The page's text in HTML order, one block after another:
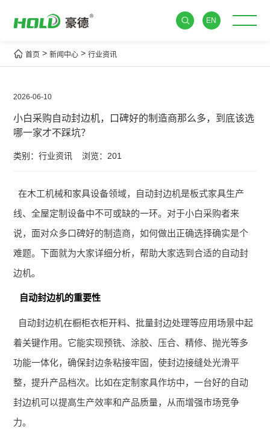
EN
首页 >新闻中心 >行业资讯
2026-06-10
小白采购自动封边机，口碑好的制造商那么多，到底该选
哪一家才不踩坑？
类别：行业资讯 浏览：201
在木工机械和家具设备领域，自动封边机是板式家具生产
线、全屋定制设备中不可或缺的一环。对于小白采购者来
说，面对众多口碑好的制造商，如何做出正确选择确实是个
难题。下面就为大家详细分析，帮助大家选到合适的自动封
边机。
自动封边机的重要性
自动封边机在橱柜衣柜开料、批量封边处理等应用场景中起
着关键作用。它能实现预铣、涂胶、压合、精修、抛光等多
功能一体化，确保封边条粘接牢固，使封边接缝处光滑平
整，提升产品档次。比如在定制家具作坊中，一台好的自动
封边机可以提高生产效率和产品质量，从而增强市场竞争
力。